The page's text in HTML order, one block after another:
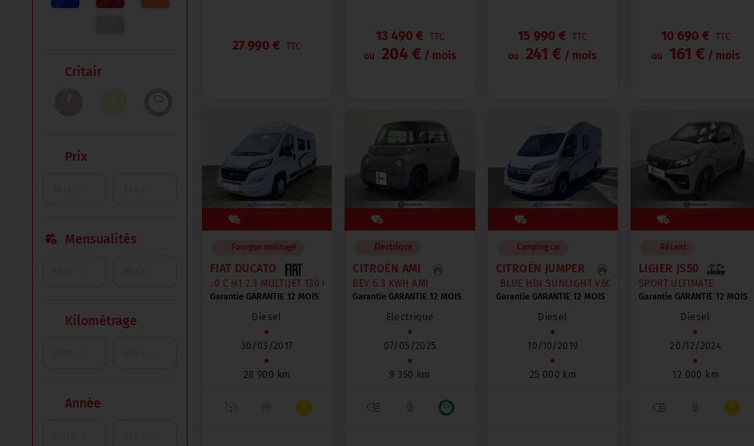
Critair
Prix
Mensualités
Kilométrage
Année
27 990 € TTC
13 490 €
TTC
ou
204 € / mois
15 990 € TTC
ou
241 € / mois
10 690 € TTC
ou
161 € / mois
Fourgon aménagé
FIAT DUCATO
3.0 C H1 2.3 MULTIJET 130 CHAUSSON
Garantie GARANTIE 12 MOIS
Diesel
●
30/03/2017
●
28 900 km
Électrique
CITROËN AMI
BEV 6.3 KWH AMI
Garantie GARANTIE 12 MOIS
Electrique
●
07/05/2025
●
9 350 km
Camping car
CITROËN JUMPER
2.0 BLUE HDI SUNLIGHT V60 - CAMPING CAR COMPACT 5.95M
Garantie GARANTIE 12 MOIS
Diesel
●
10/10/2019
●
25 000 km
Récent
LIGIER JS50
SPORT ULTIMATE
Garantie GARANTIE 12 MOIS
Diesel
●
20/12/2024
●
12 000 km